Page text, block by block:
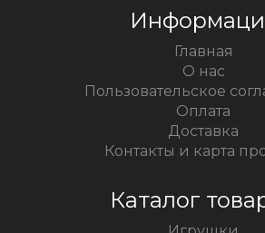
Главная
О нас
Пользовательское
Оплата
Доставка
Контакты и карта
Каталог